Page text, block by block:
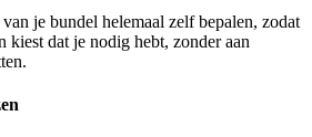
je bundel helemaal zelf bepalen, zodat
kiest dat je nodig hebt, zonder aan